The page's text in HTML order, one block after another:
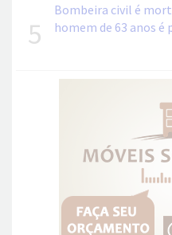
5
Bombeira civil é
homem de 63 anos é